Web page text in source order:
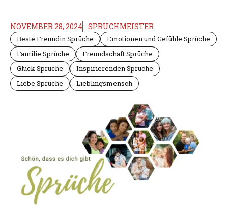
NOVEMBER 28, 2024 SPRUCHMEISTER
Beste Freundin Sprüche
Emotionen und Gefühle Sprüche
Familie Sprüche
Freundschaft Sprüche
Glück Sprüche
Inspirierenden Sprüche
Liebe Sprüche
Lieblingsmensch